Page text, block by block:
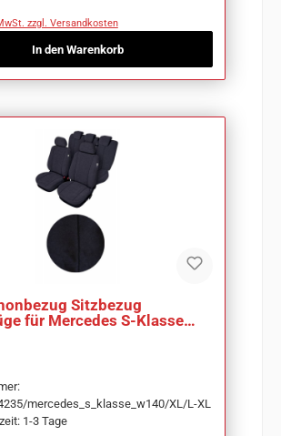
zzgl. Versandkosten
In den Warenkorb
Sitzbezug
für Mercedes S-Klasse
mercedes_s_klasse_w140/XL/L-XL
1-3 Tage